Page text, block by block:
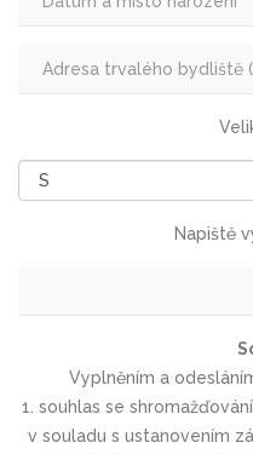
Napiště
Vyplněním a
1. souhlas se
v souladu s ustanovením